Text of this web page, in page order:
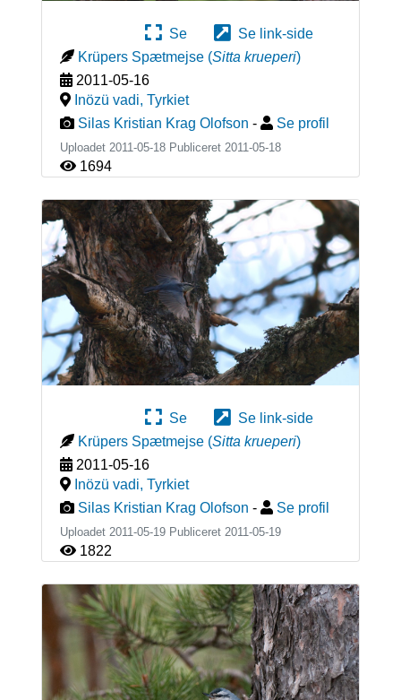
Se
Se link-side
Krüpers Spætmejse (Sitta krueperi)
2011-05-16
Inözü vadi, Tyrkiet
Silas Kristian Krag Olofson - Se profil
Uploadet 2011-05-18 Publiceret 2011-05-18
1694
Se
Se link-side
Krüpers Spætmejse (Sitta krueperi)
2011-05-16
Inözü vadi, Tyrkiet
Silas Kristian Krag Olofson - Se profil
Uploadet 2011-05-19 Publiceret 2011-05-19
1822